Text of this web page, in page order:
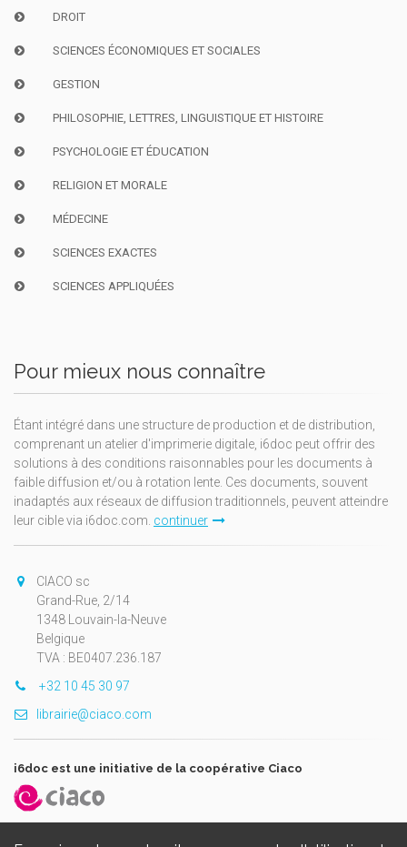
DROIT
SCIENCES ÉCONOMIQUES ET SOCIALES
GESTION
PHILOSOPHIE, LETTRES, LINGUISTIQUE ET HISTOIRE
PSYCHOLOGIE ET ÉDUCATION
RELIGION ET MORALE
MÉDECINE
SCIENCES EXACTES
SCIENCES APPLIQUÉES
Pour mieux nous connaître
Étant intégré dans une structure de production et de distribution,
comprenant un atelier d'imprimerie digitale, i6doc peut offrir des
solutions à des conditions raisonnables pour les documents à
faible diffusion et/ou à rotation lente. Ces documents, souvent
inadaptés aux réseaux de diffusion traditionnels, peuvent atteindre
leur cible via i6doc.com. continuer
CIACO sc
Grand-Rue, 2/14
1348 Louvain-la-Neuve
Belgique
TVA : BE0407.236.187
+32 10 45 30 97
librairie@ciaco.com
i6doc est une initiative de la coopérative Ciaco